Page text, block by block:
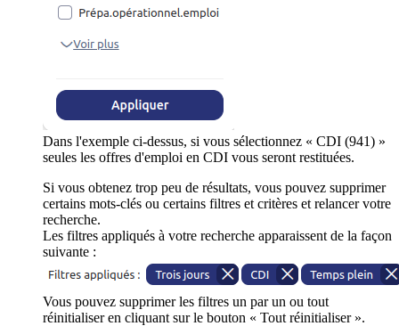
Dans l'exemple ci-dessus, si vous sélectionnez « CDI (941) »
seules les offres d'emploi en CDI vous seront restituées.
Si vous obtenez trop peu de résultats, vous pouvez supprimer
certains mots-clés ou certains filtres et critères et relancer votre
recherche.
Les filtres appliqués à votre recherche apparaissent de la façon
suivante :
Vous pouvez supprimer les filtres un par un ou tout
réinitialiser en cliquant sur le bouton « Tout réinitialiser ».